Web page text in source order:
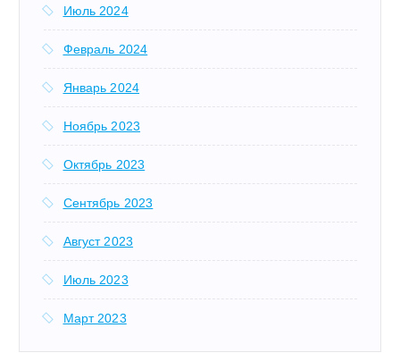
Июль 2024
Февраль 2024
Январь 2024
Ноябрь 2023
Октябрь 2023
Сентябрь 2023
Август 2023
Июль 2023
Март 2023